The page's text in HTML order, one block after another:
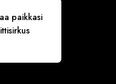
paikkasi